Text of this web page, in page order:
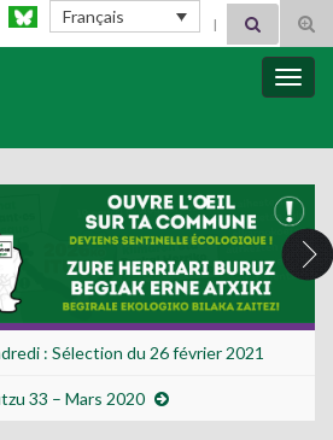
Français Search for:
: Sélection du 26 février 2021
33 – Mars 2020